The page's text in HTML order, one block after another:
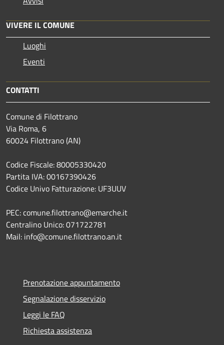
VIVERE IL COMUNE
Luoghi
Eventi
CONTATTI
Comune di Filottrano
Via Roma, 6
60024 Filottrano (AN)
Codice Fiscale: 80005330420
Partita IVA: 00167390426
Codice Univo Fatturazione: UF3UUV
PEC: comune.filottrano@emarche.it
Centralino Unico: 071722781
Mail: info@comune.filottrano.an.it
Prenotazione appuntamento
Segnalazione disservizio
Leggi le FAQ
Richiesta assistenza